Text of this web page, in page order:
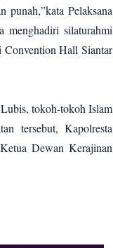
punah,”kata Pelaksana
menghadiri silaturahmi
Hall Siantar
tokoh-tokoh Islam
tersebut, Kapolresta
Dewan Kerajinan